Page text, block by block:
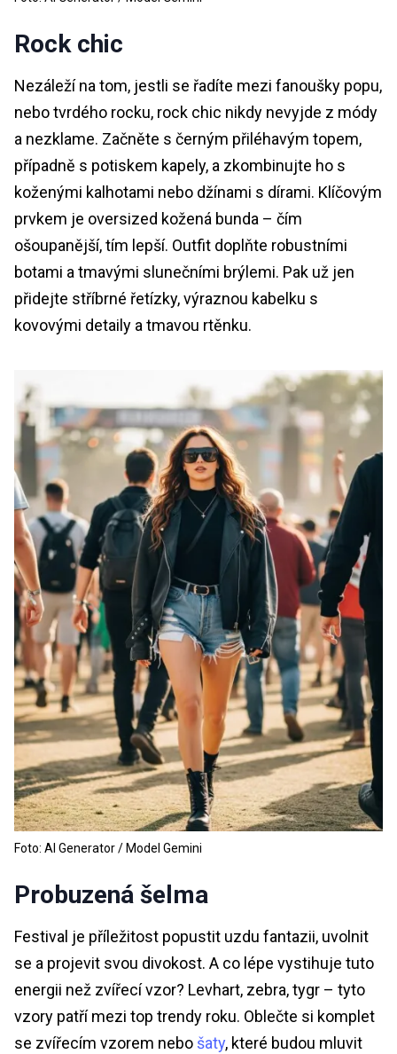
Rock chic
Nezáleží na tom, jestli se řadíte mezi fanoušky popu,
nebo tvrdého rocku, rock chic nikdy nevyjde z módy
a nezklame. Začněte s černým přiléhavým topem,
případně s potiskem kapely, a zkombinujte ho s
koženými kalhotami nebo džínami s dírami. Klíčovým
prvkem je oversized kožená bunda – čím
ošoupanější, tím lepší. Outfit doplňte robustními
botami a tmavými slunečními brýlemi. Pak už jen
přidejte stříbrné řetízky, výraznou kabelku s
kovovými detaily a tmavou rtěnku.
Foto: AI Generator / Model Gemini
Probuzená šelma
Festival je příležitost popustit uzdu fantazii, uvolnit
se a projevit svou divokost. A co lépe vystihuje tuto
energii než zvířecí vzor? Levhart, zebra, tygr – tyto
vzory patří mezi top trendy roku. Oblečte si komplet
se zvířecím vzorem nebo šaty, které budou mluvit